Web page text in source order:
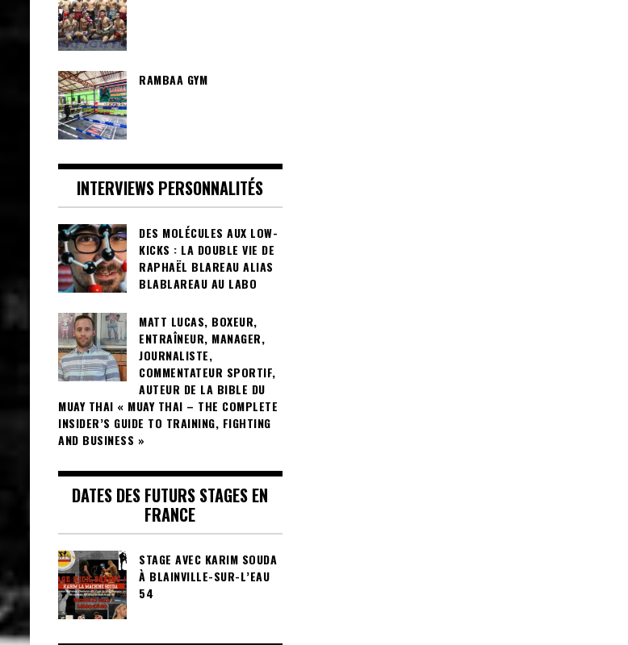
RAMBAA GYM
INTERVIEWS PERSONNALITÉS
DES MOLÉCULES AUX LOW-
KICKS : LA DOUBLE VIE DE
RAPHAËL BLAREAU ALIAS
BLABLAREAU AU LABO
MATT LUCAS, BOXEUR,
ENTRAÎNEUR, MANAGER,
JOURNALISTE,
COMMENTATEUR SPORTIF,
AUTEUR DE LA BIBLE DU
MUAY THAI « MUAY THAI – THE COMPLETE
INSIDER’S GUIDE TO TRAINING, FIGHTING
AND BUSINESS »
DATES DES FUTURS STAGES EN
FRANCE
STAGE AVEC KARIM SOUDA
À BLAINVILLE-SUR-L’EAU
54